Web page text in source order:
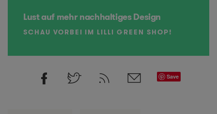
Lust auf mehr nachhaltiges Design
SCHAU VORBEI IM LILLI GREEN SHOP!
Save